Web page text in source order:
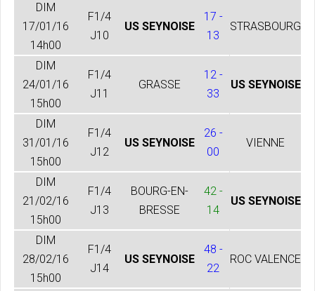
DIM
17/01/16
14h00
F1/4
J10
US SEYNOISE
17 -
13
STRASBOURG
DIM
24/01/16
15h00
F1/4
J11
GRASSE
12 -
33
US SEYNOISE
DIM
31/01/16
15h00
F1/4
J12
US SEYNOISE
26 -
00
VIENNE
DIM
21/02/16
15h00
F1/4
J13
BOURG-EN-
BRESSE
42 -
14
US SEYNOISE
DIM
28/02/16
15h00
F1/4
J14
US SEYNOISE
48 -
22
ROC VALENCE